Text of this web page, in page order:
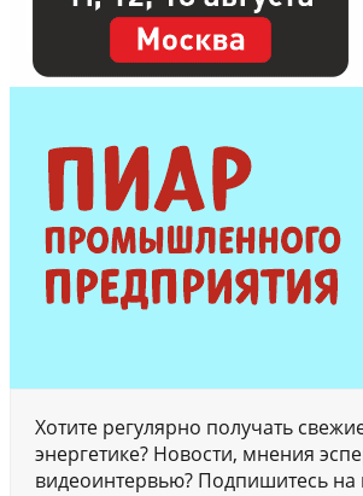
Хотите регулярно получать
энергетике? Новости, мнения
видеоинтервью? Подпишитесь